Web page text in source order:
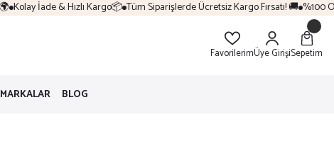
Kolay İade & Hızlı Kargo📦 Tüm Siparişlerde Ücretsiz Kargo Fırsatı! 🚚 %100
FavorilerimÜye GirişiSepetim
MARKALAR BLOG